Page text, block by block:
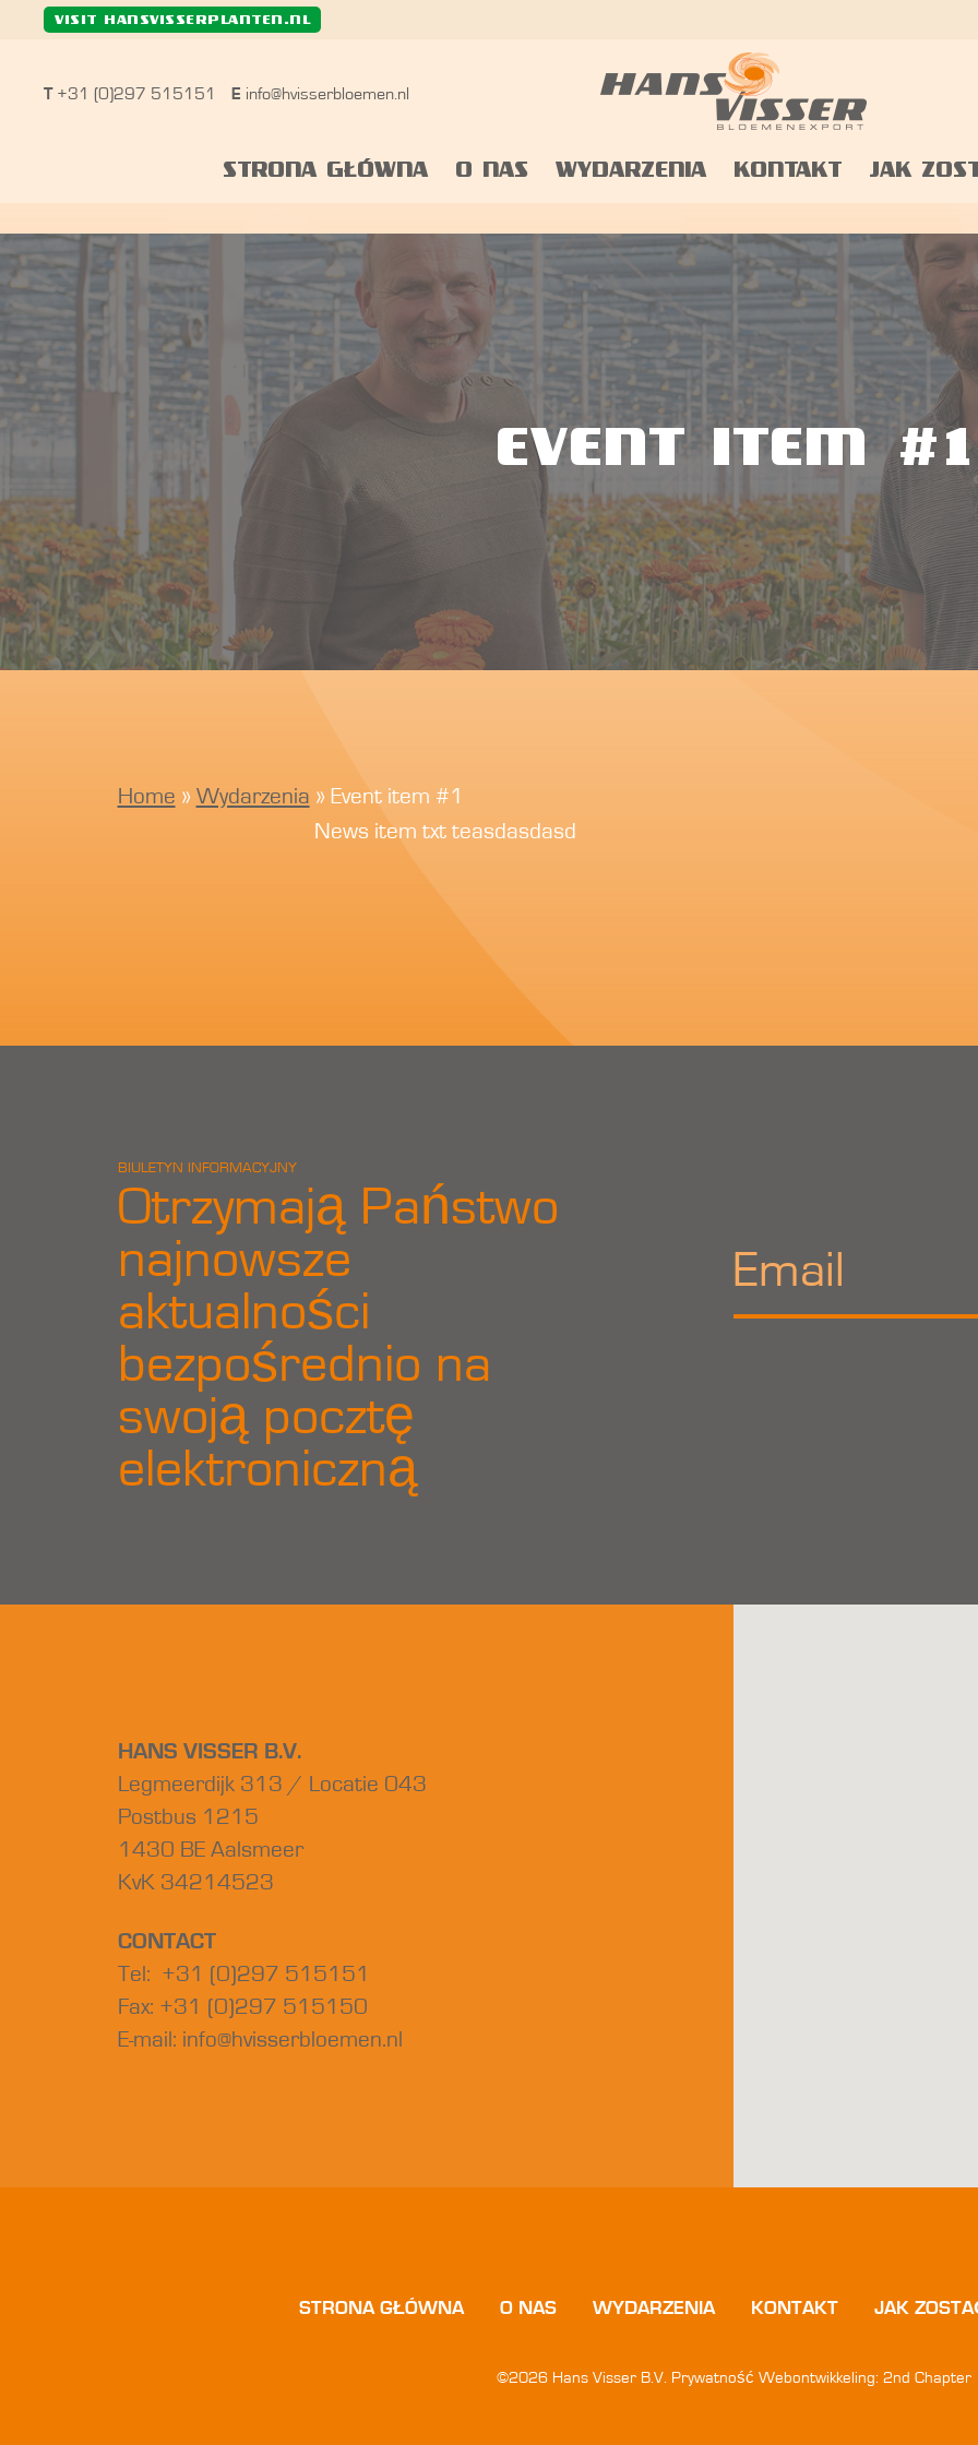
Wij gebruiken functionele en analytische cookies om de website naar behoren te laten werken, te
VISIT HANSVISSERPLANTEN.NL
T+31 (0)297 515151 E info@hvisserbloemen.nl
STRONA GŁÓWNA O NAS WYDARZENIA KONTAKT JAK
EVENT ITEM #1
Home » Wydarzenia » Event item #1
News item txt teasdasdasd
BIULETYN INFORMACYJNY
Otrzymają Państwo
najnowsze
aktualności
bezpośrednio na
swoją pocztę
elektroniczną
HANS VISSER B.V.
Legmeerdijk 313 / Locatie 043
Postbus 1215
1430 BE Aalsmeer
KvK 34214523
CONTACT
Tel: +31 (0)297 515151
Fax: +31 (0)297 515150
E-mail: info@hvisserbloemen.nl
STRONA GŁÓWNA O NAS WYDARZENIA KONTAKT JAK
©2026 Hans Visser B.V. Prywatność Webontwikkeling: 2nd Chapter